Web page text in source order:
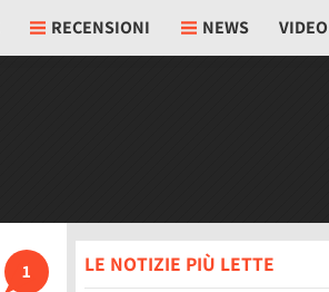
RECENSIONI NEWS VIDEO
1 LE NOTIZIE PIÙ LETTE